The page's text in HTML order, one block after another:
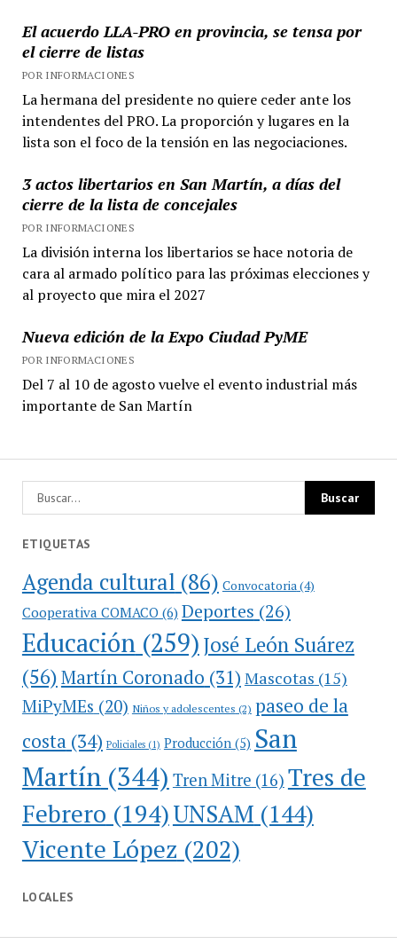
El acuerdo LLA-PRO en provincia, se tensa por
el cierre de listas
POR INFORMACIONES
La hermana del presidente no quiere ceder ante los
intendentes del PRO. La proporción y lugares en la
lista son el foco de la tensión en las negociaciones.
3 actos libertarios en San Martín, a días del
cierre de la lista de concejales
POR INFORMACIONES
La división interna los libertarios se hace notoria de
cara al armado político para las próximas elecciones y
al proyecto que mira el 2027
Nueva edición de la Expo Ciudad PyME
POR INFORMACIONES
Del 7 al 10 de agosto vuelve el evento industrial más
importante de San Martín
ETIQUETAS
Agenda cultural (86) Convocatoria (4)
Cooperativa COMACO(6) Deportes (26)
Educación(259)José León Suárez
(56)Martín Coronado (31) Mascotas (15)
MiPyMEs (20) Niños y adolescentes (2) paseo de la
costa(34) Policiales(1) Producción(5) San
Martín(344) Tren Mitre (16) Tres de
Febrero (194)UNSAM (144)
Vicente López (202)
LOCALES